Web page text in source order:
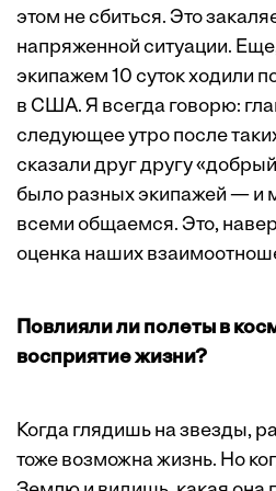
этом не сбиться. Это
напряженной ситуации.
экипажем 10 суток ходили
в США. Я всегда говорю:
следующее утро после
сказали друг другу
было разных экипажей — и
всеми общаемся. Это,
оценка наших
Повлияли ли полеты в
восприятие жизни?
Когда глядишь на звезды,
тоже возможна жизнь. Но